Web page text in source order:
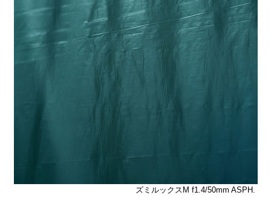
ズミルックスM f1.4/50mm ASPH.